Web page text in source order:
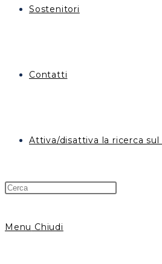
Sostenitori
Contatti
Attiva/disattiva la ricerca sul
Menu Chiudi